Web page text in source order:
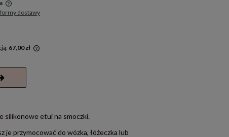
dostawy
67,00 zł
niż
od
w
silikonowe etui na smoczki.
je przymocować do wózka, łóżeczka lub